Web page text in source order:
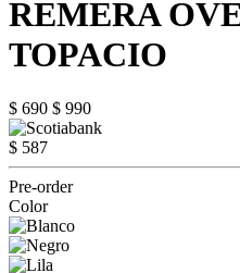
REMERA
TOPACIO
$ 690 $ 990
$ 587
Pre-order
Color